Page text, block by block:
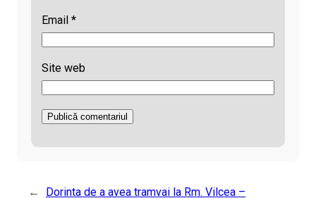
Email *
Site web
←
Dorinta de a avea tramvai la Rm. Vilcea –